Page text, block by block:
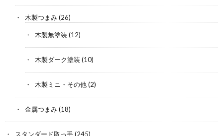
木製つまみ(26)
木製無塗装 (12)
木製ダーク塗装 (10)
木製ミニ・その他(2)
金属つまみ(18)
スタンダード取っ手(245)